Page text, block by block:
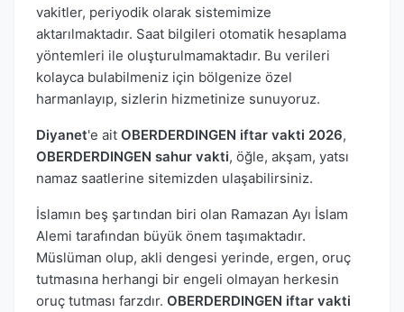
vakitler, periyodik olarak sistemimize
aktarılmaktadır. Saat bilgileri otomatik hesaplama
yöntemleri ile oluşturulmamaktadır. Bu verileri
kolayca bulabilmeniz için bölgenize özel
harmanlayıp, sizlerin hizmetinize sunuyoruz.
Diyanet'e ait OBERDERDINGEN iftar vakti 2026,
OBERDERDINGEN sahur vakti, öğle, akşam, yatsı
namaz saatlerine sitemizden ulaşabilirsiniz.
İslamın beş şartından biri olan Ramazan Ayı İslam
Alemi tarafından büyük önem taşımaktadır.
Müslüman olup, akli dengesi yerinde, ergen, oruç
tutmasına herhangi bir engeli olmayan herkesin
oruç tutması farzdır. OBERDERDINGEN iftar vakti